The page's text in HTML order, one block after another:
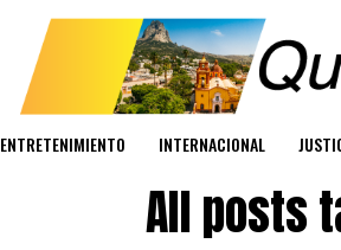
ENTRETENIMIENTO INTERNACIONAL
All posts